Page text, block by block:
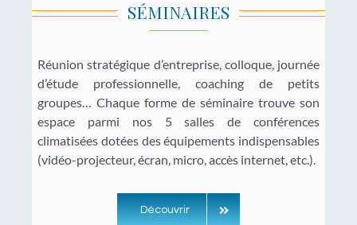
SÉMINAIRES
Réunion stratégique d’entreprise, colloque, journée
d’étude professionnelle, coaching de petits
groupes… Chaque forme de séminaire trouve son
espace parmi nos 5 salles de conférences
climatisées dotées des équipements indispensables
(vidéo-projecteur, écran, micro, accès internet, etc.).
Découvrir